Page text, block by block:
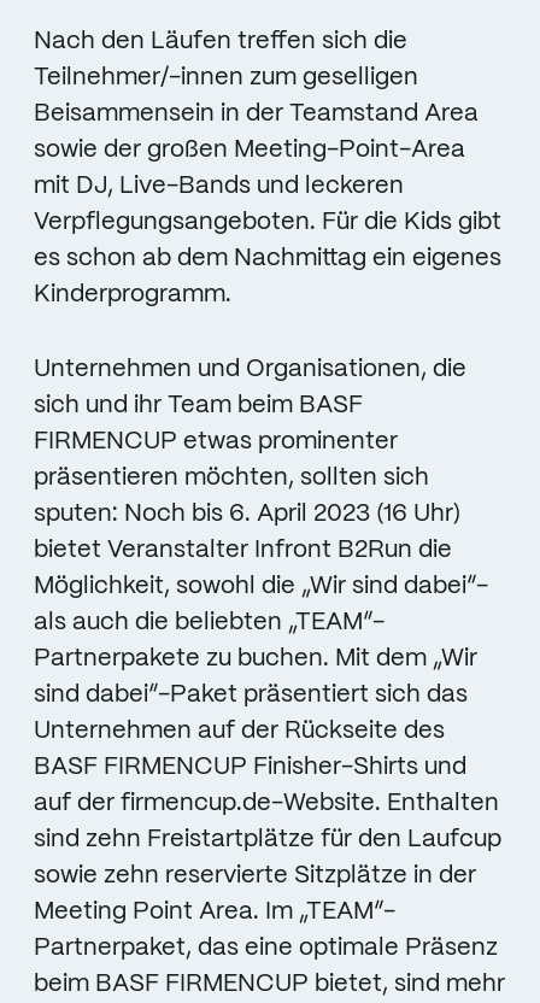
Nach den Läufen treffen sich die
Teilnehmer/-innen zum geselligen
Beisammensein in der Teamstand Area
sowie der großen Meeting-Point-Area
mit DJ, Live-Bands und leckeren
Verpflegungsangeboten. Für die Kids gibt
es schon ab dem Nachmittag ein eigenes
Kinderprogramm.
Unternehmen und Organisationen, die
sich und ihr Team beim BASF
FIRMENCUP etwas prominenter
präsentieren möchten, sollten sich
sputen: Noch bis 6. April 2023 (16 Uhr)
bietet Veranstalter Infront B2Run die
Möglichkeit, sowohl die „Wir sind dabei“-
als auch die beliebten „TEAM“-
Partnerpakete zu buchen. Mit dem „Wir
sind dabei“-Paket präsentiert sich das
Unternehmen auf der Rückseite des
BASF FIRMENCUP Finisher-Shirts und
auf der firmencup.de-Website. Enthalten
sind zehn Freistartplätze für den Laufcup
sowie zehn reservierte Sitzplätze in der
Meeting Point Area. Im „TEAM“-
Partnerpaket, das eine optimale Präsenz
beim BASF FIRMENCUP bietet, sind mehr